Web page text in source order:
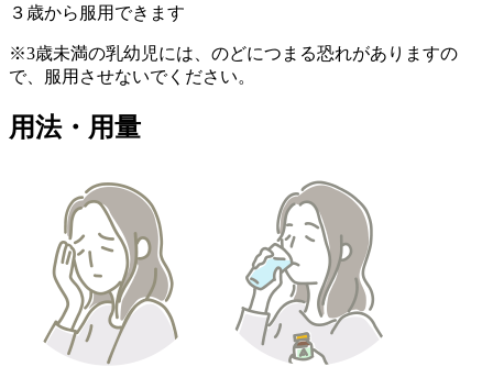
３歳から服用できます
※3歳未満の乳幼児には、のどにつまる恐れがありますの
で、服用させないでください。
用法・用量